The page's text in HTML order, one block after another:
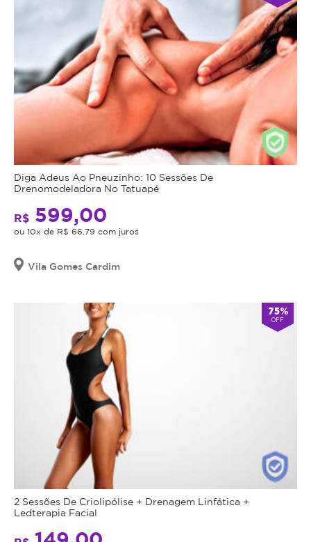
Diga Adeus Ao Pneuzinho: 10 Sessões De
Drenomodeladora No Tatuapé
R$ 599,00
ou 10x de R$ 66,79 com juros
Vila Gomes Cardim
75%
OFF
2 Sessões De Criolipólise + Drenagem Linfática +
Ledterapia Facial